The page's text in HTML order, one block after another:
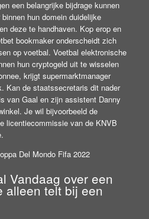
een belangrijke bijdrage kunnen
hun domein duidelijke
deze te handhaven. Kop erop en
bookmaker onderscheidt zich
op voetbal. Voetbal elektronische
hun cryptogeld uit te wisselen
krijgt supermarktmanager
Kan de staatssecretaris dit nader
van Gaal en zijn assistent Danny
Je wil bijvoorbeeld de
licentiecommissie van de KNVB
Del Mondo Fifa 2022
Vandaag over een
alleen telt bij een